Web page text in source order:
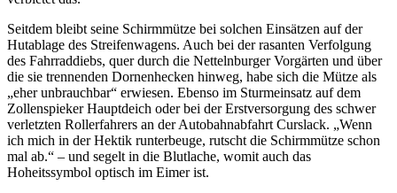
Seitdem bleibt seine Schirmmütze bei solchen Einsätzen auf der
Hutablage des Streifenwagens. Auch bei der rasanten Verfolgung
des Fahrraddiebs, quer durch die Nettelnburger Vorgärten und über
die sie trennenden Dornenhecken hinweg, habe sich die Mütze als
„eher unbrauchbar“ erwiesen. Ebenso im Sturmeinsatz auf dem
Zollenspieker Hauptdeich oder bei der Erstversorgung des schwer
verletzten Rollerfahrers an der Autobahnabfahrt Curslack. „Wenn
ich mich in der Hektik runterbeuge, rutscht die Schirmmütze schon
mal ab.“ – und segelt in die Blutlache, womit auch das
Hoheitssymbol optisch im Eimer ist.